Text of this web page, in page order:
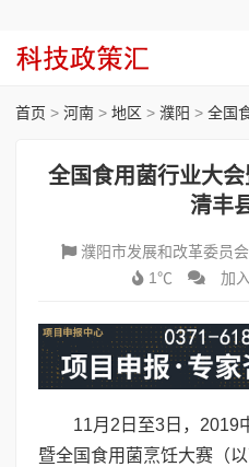
首页 > 河南 > 地区 > 濮阳 > 全国食
全国食用菌行业大
清丰
濮阳市发展和改革委员会
1℃
加
11月2日至3日，2019
暨全国食用菌烹饪大赛（